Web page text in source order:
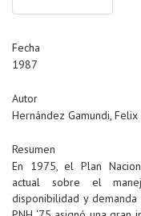
Fecha
1987
Autor
Hernández Gamundi, Felix
Resumen
En 1975, el Plan
actual sobre el
disponibilidad y